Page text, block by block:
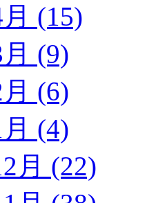
(15)
(9)
(6)
(4)
月 (22)